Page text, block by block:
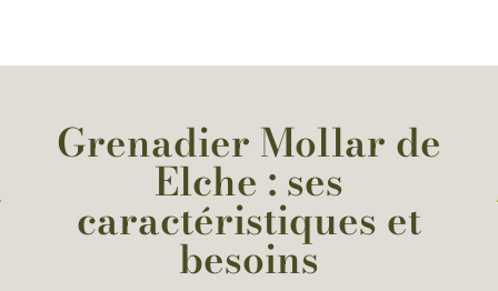
Grenadier Mollar de
Elche : ses
caractéristiques et
besoins